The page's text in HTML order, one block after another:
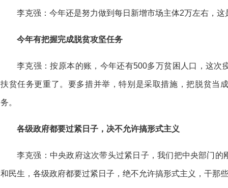
李克强：今年还是努力做到每日新增市场主体2万左右，
今年有把握完成脱贫攻坚任务
李克强：按原本的账，今年还有500多万贫困人口，这次
扶贫任务更重了。要多措并举，特别是采取措施，把脱贫当
务。
各级政府都要过紧日子，决不允许搞形式主义
李克强：中央政府这次带头过紧日子，我们把中央部门
和民生，各级政府都要过紧日子，绝不允许搞形式主义，干那